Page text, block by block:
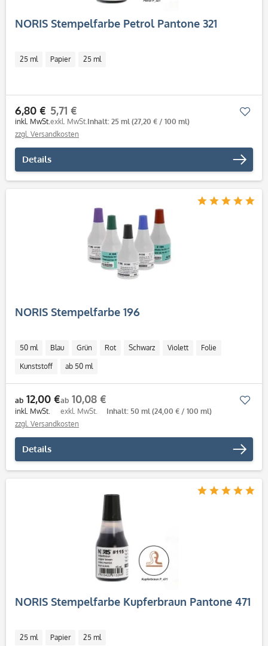
NORIS Stempelfarbe Petrol Pantone 321
25 ml Papier 25 ml
6,80 €
inkl. MwSt.
5,71 €
exkl. MwSt.Inhalt: 25 ml (27,20 € / 100 ml)
zzgl. Versandkosten
Details
NORIS Stempelfarbe 196
50 ml Blau Grün Rot Schwarz Violett Folie
Kunststoff ab 50 ml
ab 12,00 €
inkl. MwSt.
ab 10,08 €
exkl. MwSt. Inhalt: 50 ml (24,00 € / 100 ml)
zzgl. Versandkosten
Details
NORIS Stempelfarbe Kupferbraun Pantone 471
25 ml Papier 25 ml